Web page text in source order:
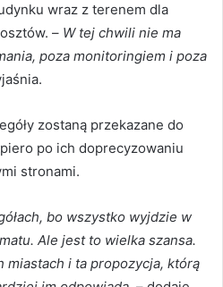
wraz z terenem dla
– W tej chwili nie ma
poza monitoringiem i poza
zostaną przekazane do
po ich doprecyzowaniu
stronami.
bo wszystko wyjdzie w
Ale jest to wielka szansa.
miastach i ta propozycja, którą